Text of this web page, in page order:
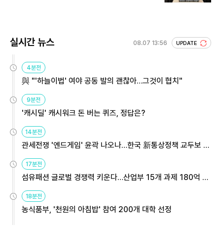
실시간 뉴스 08.07 13:56 UPDATE
4분전
與 "'하늘이법' 여야 공동 발의 괜찮아…그것이 협치"
9분전
'캐시딜' 캐시워크 돈 버는 퀴즈, 정답은?
14분전
관세전쟁 '엔드게임' 윤곽 나오나…한국 新통상정책 교두보 활
17분전
섬유패션 글로벌 경쟁력 키운다…산업부 15개 과제 180억 지
18분전
농식품부, '천원의 아침밥' 참여 200개 대학 선정